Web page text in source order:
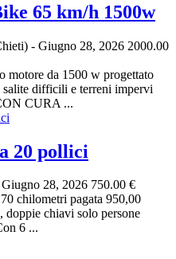
65 km/h 1500w
- Giugno 28, 2026 2000.00
motore da 1500 w progettato
salite difficili e terreni impervi
CURA ...
20 pollici
Giugno 28, 2026 750.00 €
chilometri pagata 950,00
doppie chiavi solo persone
6 ...